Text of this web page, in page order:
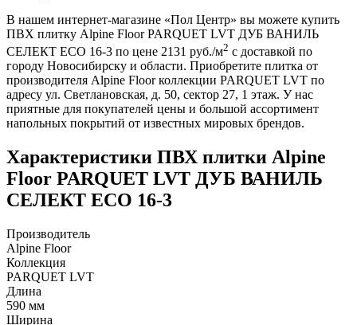
В нашем интернет-магазине «Пол Центр» вы можете купить
ПВХ плитку Alpine Floor PARQUET LVT ДУБ ВАНИЛЬ
СЕЛЕКТ ЕСО 16-3 по цене 2131 руб./м2 с доставкой по
городу Новосибирску и области. Приобретите плитка от
производителя Alpine Floor коллекции PARQUET LVT по
адресу ул. Светлановская, д. 50, сектор 27, 1 этаж. У нас
приятные для покупателей цены и большой ассортимент
напольных покрытий от известных мировых брендов.
Характеристики ПВХ плитки Alpine
Floor PARQUET LVT ДУБ ВАНИЛЬ
СЕЛЕКТ ЕСО 16-3
Производитель
Alpine Floor
Коллекция
PARQUET LVT
Длина
590 мм
Ширина